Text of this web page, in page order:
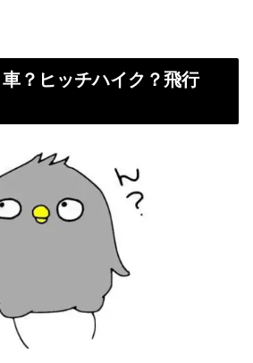
？ヒッチハイク？飛行